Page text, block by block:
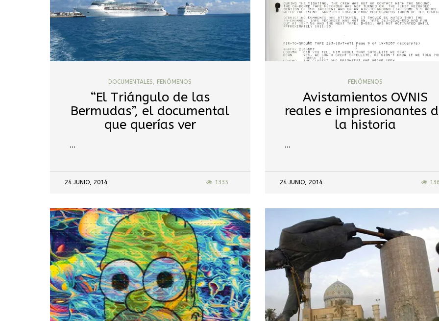
DOCUMENTALES FENÓMENOS
“El Triángulo de las
Bermudas”, el documental
que querías ver
…
24 JUNIO, 2014 1335
FENÓMENOS
Avistamientos OVNIS
reales e impresionantes
la historia
…
24 JUNIO, 2014